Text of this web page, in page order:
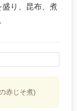
り、昆布、煮
赤じそ煮)